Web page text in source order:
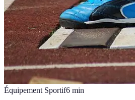
Équipement Sportif6 min